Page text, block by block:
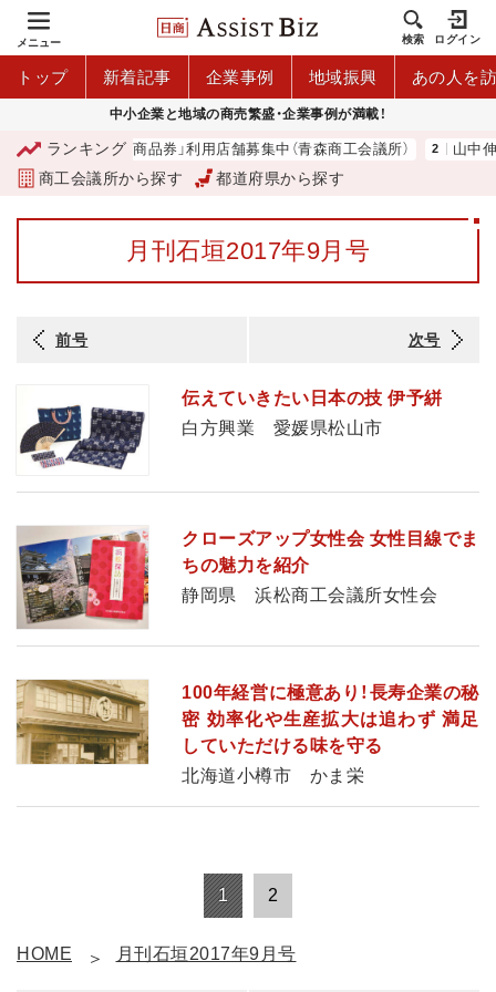
メニュー 検索 ログイン
トップ 新着記事 企業事例 地域振興 あの人を
中小企業と地域の商売繁盛・企業事例が満載！
ランキング
青森市プレミアム商品券」利用店舗募集中（青森商工会議所） 山中伸
商工会議所から探す 都道府県から探す
月刊石垣2017年9月号
前号 次号
伝えていきたい日本の技 伊予絣
白方興業 愛媛県松山市
クローズアップ女性会 女性目線でま
ちの魅力を紹介
静岡県 浜松商工会議所女性会
100年経営に極意あり！長寿企業の秘
密 効率化や生産拡大は追わず 満足
していただける味を守る
北海道小樽市 かま栄
1 2
HOME 月刊石垣2017年9月号